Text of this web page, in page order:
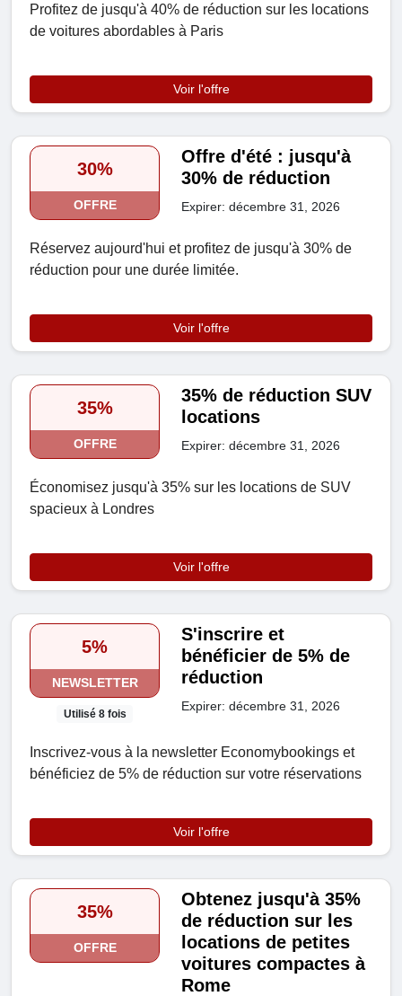
Profitez de jusqu'à 40% de réduction sur les locations
de voitures abordables à Paris
Voir l'offre
30%
OFFRE
Offre d'été : jusqu'à
30% de réduction
Expirer: décembre 31, 2026
Réservez aujourd'hui et profitez de jusqu'à 30% de
réduction pour une durée limitée.
Voir l'offre
35%
OFFRE
35% de réduction SUV
locations
Expirer: décembre 31, 2026
Économisez jusqu'à 35% sur les locations de SUV
spacieux à Londres
Voir l'offre
5%
NEWSLETTER
Utilisé 8 fois
S'inscrire et
bénéficier de 5% de
réduction
Expirer: décembre 31, 2026
Inscrivez-vous à la newsletter Economybookings et
bénéficiez de 5% de réduction sur votre réservations
Voir l'offre
35%
OFFRE
Obtenez jusqu'à 35%
de réduction sur les
locations de petites
voitures compactes à
Rome